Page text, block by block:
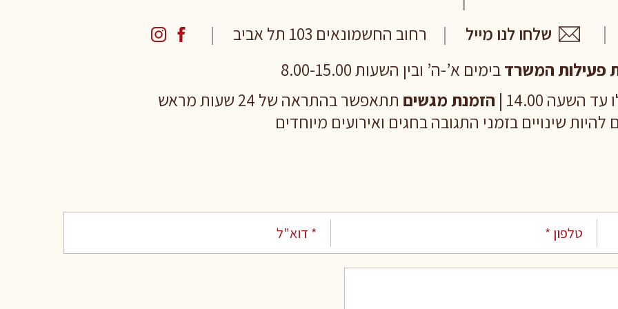
שלחו לנו מייל
רחוב החשמונאים 103 תל אביב
פעילות המשרדבימים א’-ה’ ובין השעות 8.00-15.00
השעה 14.00 |
הזמנת מגשים תתאפשר בהתראה של 24 שעות מראש
להיות שינויים בזמני התגובה בחגים ואירועים מיוחדים